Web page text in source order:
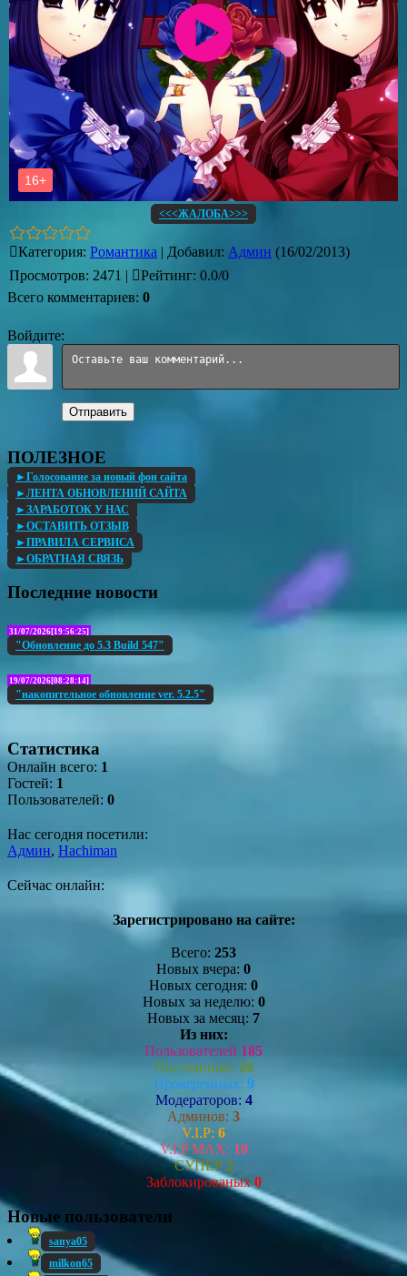
<<<ЖАЛОБА>>>
Категория: Романтика | Добавил: Админ (16/02/2013)
Просмотров: 2471 | Рейтинг: 0.0/0
Всего комментариев: 0
Войдите:
Отправить
ПОЛЕЗНОЕ
►Голосование за новый фон сайта
►ЛЕНТА ОБНОВЛЕНИЙ САЙТА
►ЗАРАБОТОК У НАС
►ОСТАВИТЬ ОТЗЫВ
►ПРАВИЛА СЕРВИСА
►ОБРАТНАЯ СВЯЗЬ
Последние новости
31/07/2026[19:56:25]
"Обновление до 5.3 Build 547"
19/07/2026[08:28:14]
"накопительное обновление ver. 5.2.5"
Статистика
Онлайн всего: 1
Гостей: 1
Пользователей: 0
Нас сегодня посетили:
Админ, Hachiman
Сейчас онлайн:
Зарегистрировано на сайте:
Всего: 253
Новых вчера: 0
Новых сегодня: 0
Новых за неделю: 0
Новых за месяц: 7
Из них:
Пользователей 185
Постоянные: 26
Проверенных: 9
Модераторов: 4
Админов: 3
V.I.P: 6
V.I.P MAX: 10
СУПЕР 2
Заблокированых 0
Новые пользователи
sanya05
milkon65